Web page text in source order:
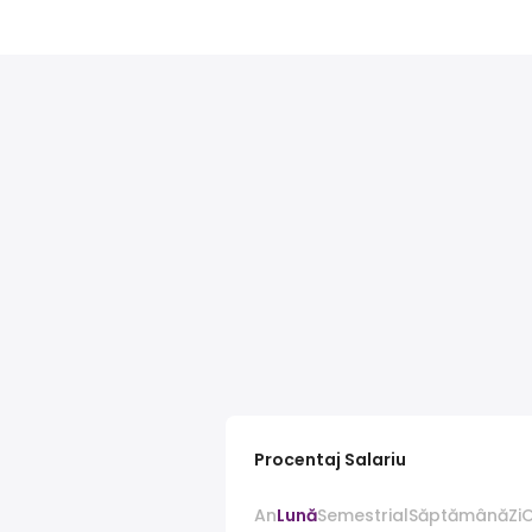
Procentaj Salariu
AnLunăSemestrialSăptămânăZi